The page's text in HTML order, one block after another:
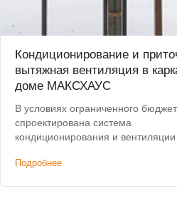
Кондиционирование и
вытяжная вентиляция в
доме МАКСХАУС
В условиях ограниченного
спроектирована система
кондиционирования и
характеристикам премиальным
Подробнее